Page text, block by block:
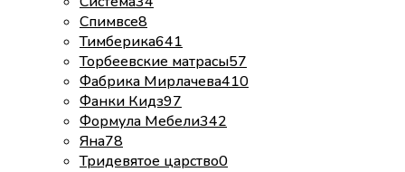
Спимвсе8
Тимберика641
Торбеевские матрасы57
Фабрика Мирлачева410
Фанки Кидз97
Формула Мебели342
Яна78
Тридевятое царство0